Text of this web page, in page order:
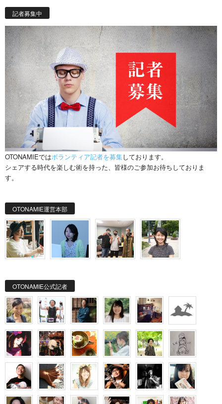
記者募集中
OTONAMIEではボランティア記者を募集しております。
シェアする時代を楽しむ術を持った、皆様のご参加お待ちしておりま
す。
OTONAMIE運営本部
OTONAMIE公式記者